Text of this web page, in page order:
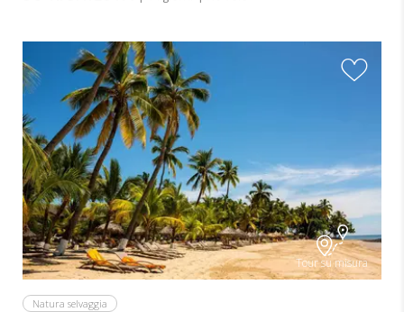
Tour su misura
Natura selvaggia